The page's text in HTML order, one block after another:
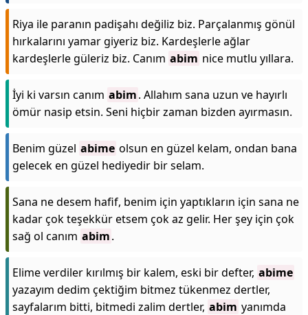
Riya ile paranın padişahı değiliz biz. Parçalanmış gönül
hırkalarını yamar giyeriz biz. Kardeşlerle ağlar
kardeşlerle güleriz biz. Canım abim nice mutlu yıllara.
İyi ki varsın canım abim. Allahım sana uzun ve hayırlı
ömür nasip etsin. Seni hiçbir zaman bizden ayırmasın.
Benim güzel abime olsun en güzel kelam, ondan bana
gelecek en güzel hediyedir bir selam.
Sana ne desem hafif, benim için yaptıkların için sana ne
kadar çok teşekkür etsem çok az gelir. Her şey için çok
sağ ol canım abim.
Elime verdiler kırılmış bir kalem, eski bir defter, abime
yazayım dedim çektiğim bitmez tükenmez dertler,
sayfalarım bitti, bitmedi zalim dertler, abim yanımda